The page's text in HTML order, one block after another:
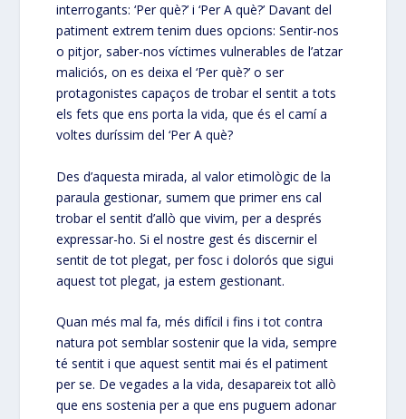
interrogants: ‘Per què?’ i ‘Per A què?’ Davant del
patiment extrem tenim dues opcions: Sentir-nos
o pitjor, saber-nos víctimes vulnerables de l’atzar
maliciós, on es deixa el ‘Per què?’ o ser
protagonistes capaços de trobar el sentit a tots
els fets que ens porta la vida, que és el camí a
voltes duríssim del ‘Per A què?
Des d’aquesta mirada, al valor etimològic de la
paraula gestionar, sumem que primer ens cal
trobar el sentit d’allò que vivim, per a després
expressar-ho. Si el nostre gest és discernir el
sentit de tot plegat, per fosc i dolorós que sigui
aquest tot plegat, ja estem gestionant.
Quan més mal fa, més difícil i fins i tot contra
natura pot semblar sostenir que la vida, sempre
té sentit i que aquest sentit mai és el patiment
per se. De vegades a la vida, desapareix tot allò
que ens sostenia per a que ens puguem adonar